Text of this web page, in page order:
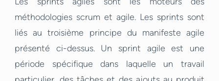
méthodologies scrum et agile. Les sprints sont
liés au troisième principe du manifeste agile
présenté ci-dessus. Un sprint agile est une
période spécifique dans laquelle un travail